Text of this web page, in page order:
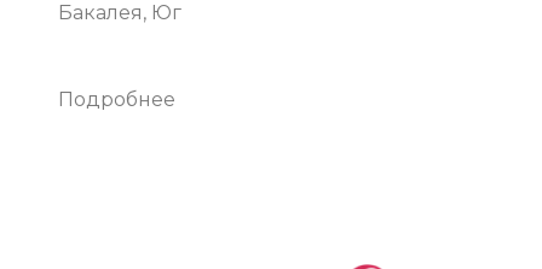
Бакалея, Юг
Подробнее